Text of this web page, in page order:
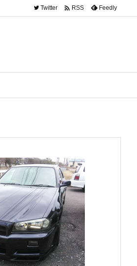
Twitter  RSS Feedly